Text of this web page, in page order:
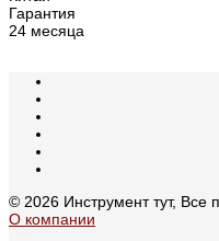
Гарантия
24 месяца
© 2026 Инструмент тут,
О компании